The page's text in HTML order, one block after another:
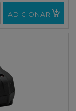
ADICIONAR